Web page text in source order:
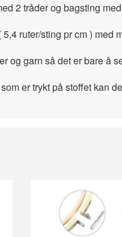
2 tråder og bagsting
ruter/sting pr cm ) med
og garn så det er bare å
er trykt på stoffet kan